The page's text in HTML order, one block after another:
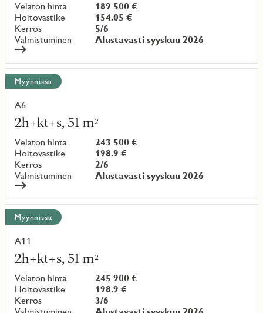
Velaton hinta
189 500 €
Hoitovastike
154.05 €
Kerros
5/6
Valmistuminen
Alustavasti syyskuu 2026
Myynnissä
A6
2h+kt+s, 51 m²
Velaton hinta
243 500 €
Hoitovastike
198.9 €
Kerros
2/6
Valmistuminen
Alustavasti syyskuu 2026
Lue
lisää
kohteesta
Myynnissä
A11
2h+kt+s, 51 m²
Velaton hinta
245 900 €
Hoitovastike
198.9 €
Kerros
3/6
Lue
lisää
kohteesta